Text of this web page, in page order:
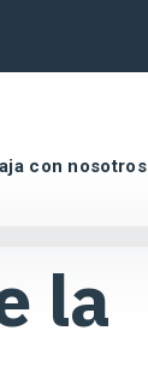
con nosotros
la